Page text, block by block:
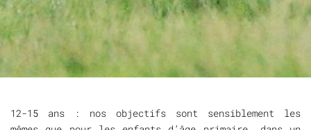
12-15 ans : nos objectifs sont sensiblement les